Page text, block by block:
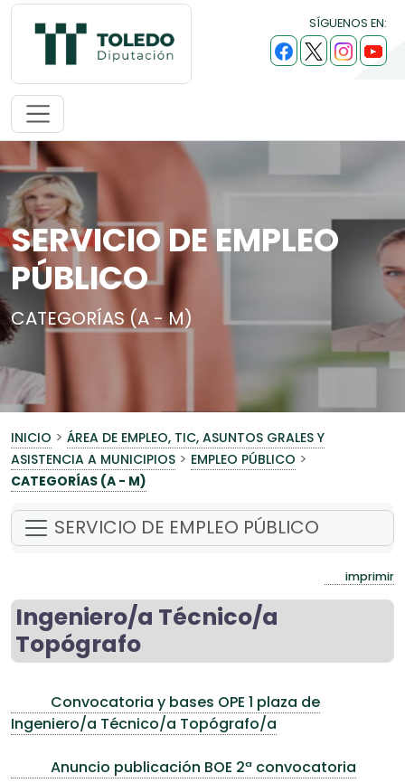
SÍGUENOS EN:
SERVICIO DE EMPLEO
PÚBLICO
CATEGORÍAS (A - M)
INICIO > ÁREA DE EMPLEO, TIC, ASUNTOS GRALES Y
ASISTENCIA A MUNICIPIOS > EMPLEO PÚBLICO >
CATEGORÍAS (A - M)
SERVICIO DE EMPLEO PÚBLICO
imprimir
Ingeniero/a Técnico/a
Topógrafo
Convocatoria y bases OPE 1 plaza de
Ingeniero/a Técnico/a Topógrafo/a
Anuncio publicación BOE 2ª convocatoria